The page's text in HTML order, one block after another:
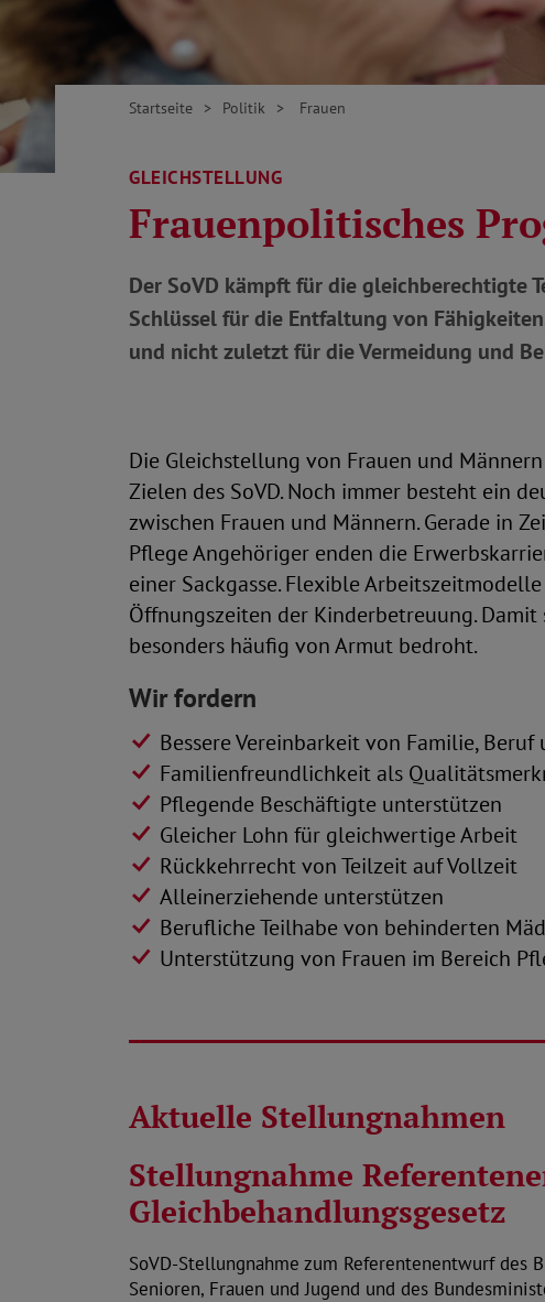
Startseite Politik Frauen
GLEICHSTELLUNG
Frauenpolitisches
Der SoVD kämpft für die gleichberechtigte
Schlüssel für die Entfaltung von
und nicht zuletzt für die Vermeidung und
Die Gleichstellung von Frauen und
Zielen des SoVD. Noch immer besteht ein
zwischen Frauen und Männern. Gerade in
Pflege Angehöriger enden die
einer Sackgasse. Flexible
Öffnungszeiten der Kinderbetreuung.
besonders häufig von Armut bedroht.
Wir fordern
Bessere Vereinbarkeit von Familie, Beruf
Familienfreundlichkeit als
Pflegende Beschäftigte unterstützen
Gleicher Lohn für gleichwertige Arbeit
Rückkehrrecht von Teilzeit auf Vollzeit
Alleinerziehende unterstützen
Berufliche Teilhabe von behinderten
Unterstützung von Frauen im Bereich
Aktuelle Stellungnahmen
Stellungnahme
Gleichbehandlungsgesetz
SoVD-Stellungnahme zum Referentenentwurf des
Senioren, Frauen und Jugend und des